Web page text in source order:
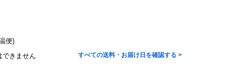
便)
できません
すべての送料・お届け日を確認する >